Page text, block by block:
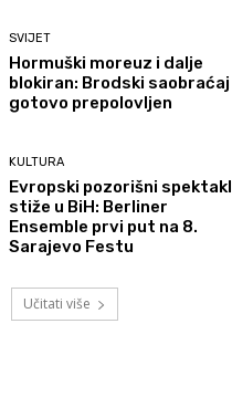
SVIJET
Hormuški moreuz i dalje
blokiran: Brodski saobraćaj
gotovo prepolovljen
KULTURA
Evropski pozorišni spektakl
stiže u BiH: Berliner
Ensemble prvi put na 8.
Sarajevo Festu
Učitati više